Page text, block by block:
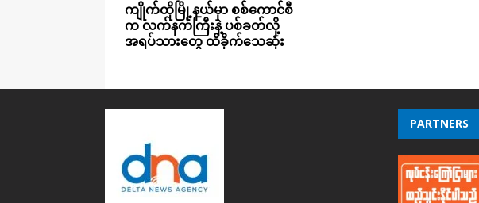
ကျိုက်ထိုမြို့နယ်မှာ စစ်ကောင်စီ
က လက်နက်ကြီးနဲ့ ပစ်ခတ်လို့
အရပ်သားတွေ ထိခိုက်သေဆုံး
PARTNERS